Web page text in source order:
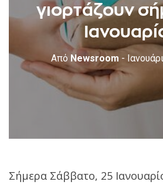
γιορτάζουν
Από Newsroom -
Σήμερα Σάββατο, 25